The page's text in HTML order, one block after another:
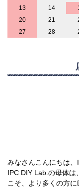
13
14
20
21
27
28
みなさんこんにちは、
IPC DIY Lab.の母体は
こそ、より多くの方